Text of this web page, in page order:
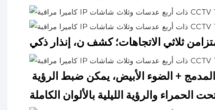
ثلاثي الاتجاهات؛ كشف ن، إنذار ذكي
تحت الحمراء والرؤية الليلية بالألوان الكاملة